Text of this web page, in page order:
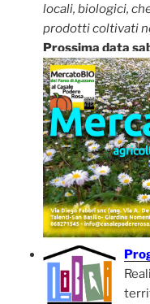
locali, biologici,
prodotti coltivati
Prossima data